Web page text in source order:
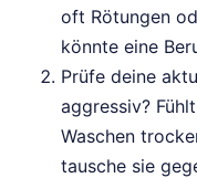
oft Rötungen
könnte eine
Prüfe deine
aggressiv?
Waschen
tausche sie